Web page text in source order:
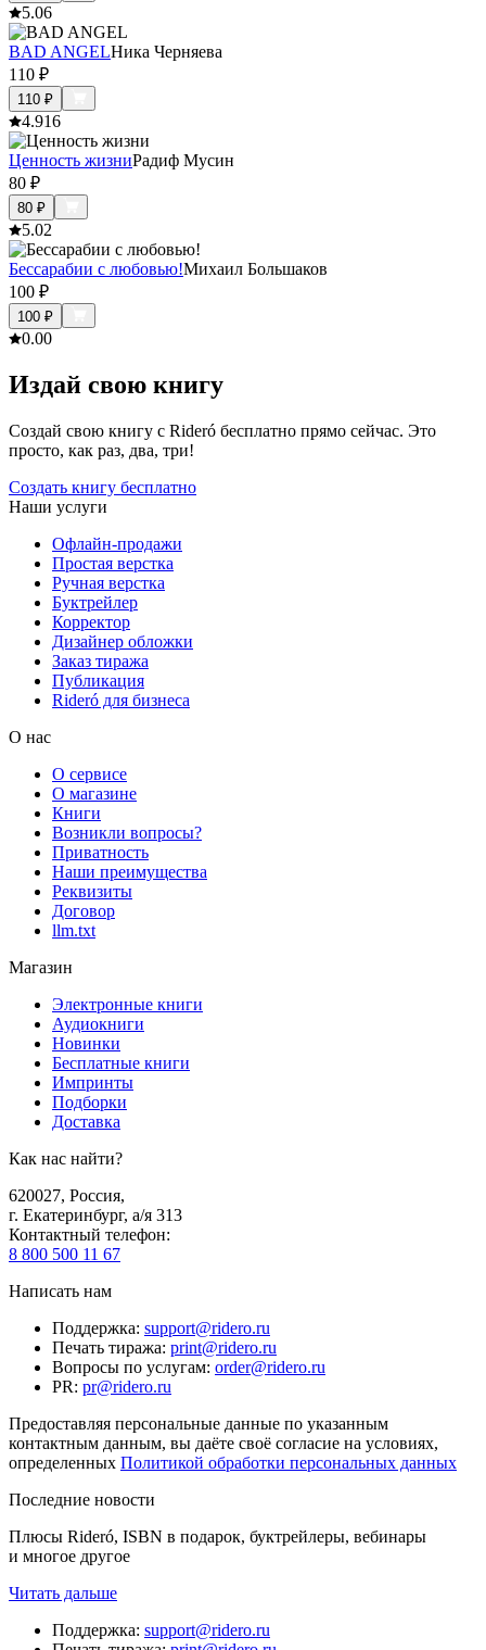
5.06
BAD ANGELНика Черняева
110 ₽
110 ₽
4.916
Ценность жизниРадиф Мусин
80 ₽
80 ₽
5.02
Бессарабии с любовью!Михаил Большаков
100 ₽
100 ₽
0.00
Издай свою книгу
Создай свою книгу с Rideró бесплатно прямо сейчас. Это
просто, как раз, два, три!
Создать книгу бесплатно
Наши услуги
Офлайн-продажи
Простая верстка
Ручная верстка
Буктрейлер
Корректор
Дизайнер обложки
Заказ тиража
Публикация
Rideró для бизнеса
О нас
О сервисе
О магазине
Книги
Возникли вопросы?
Приватность
Наши преимущества
Реквизиты
Договор
llm.txt
Магазин
Электронные книги
Аудиокниги
Новинки
Бесплатные книги
Импринты
Подборки
Доставка
Как нас найти?
620027, Россия,
г. Екатеринбург, а/я 313
Контактный телефон:
8 800 500 11 67
Написать нам
Поддержка: support@ridero.ru
Печать тиража: print@ridero.ru
Вопросы по услугам: order@ridero.ru
PR: pr@ridero.ru
Предоставляя персональные данные по указанным
контактным данным, вы даёте своё согласие на условиях,
определенных Политикой обработки персональных данных
Последние новости
Плюсы Rideró, ISBN в подарок, буктрейлеры, вебинары
и многое другое
Читать дальше
Поддержка: support@ridero.ru